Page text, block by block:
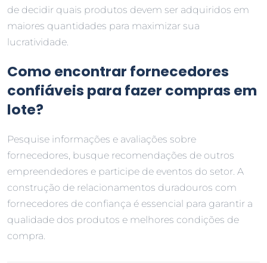
de decidir quais produtos devem ser adquiridos em
maiores quantidades para maximizar sua
lucratividade.
Como encontrar fornecedores
confiáveis para fazer compras em
lote?
Pesquise informações e avaliações sobre
fornecedores, busque recomendações de outros
empreendedores e participe de eventos do setor. A
construção de relacionamentos duradouros com
fornecedores de confiança é essencial para garantir a
qualidade dos produtos e melhores condições de
compra.